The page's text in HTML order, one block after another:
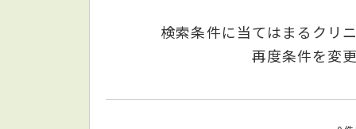
検索条件に当てはまるクリ
再度条件を変